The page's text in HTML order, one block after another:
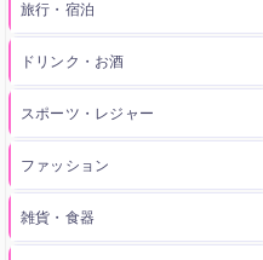
旅行・宿泊
ドリンク・お酒
スポーツ・レジャー
ファッション
雑貨・食器